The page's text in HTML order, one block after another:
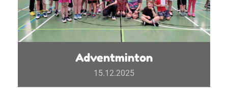
Adventminton
15.12.2025